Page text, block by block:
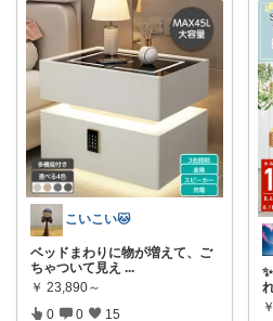
こいこい🐱
ベッドまわりに物が増えて、ご
ちゃついて見え ...
￥ 23,890～
0 0 15
￥